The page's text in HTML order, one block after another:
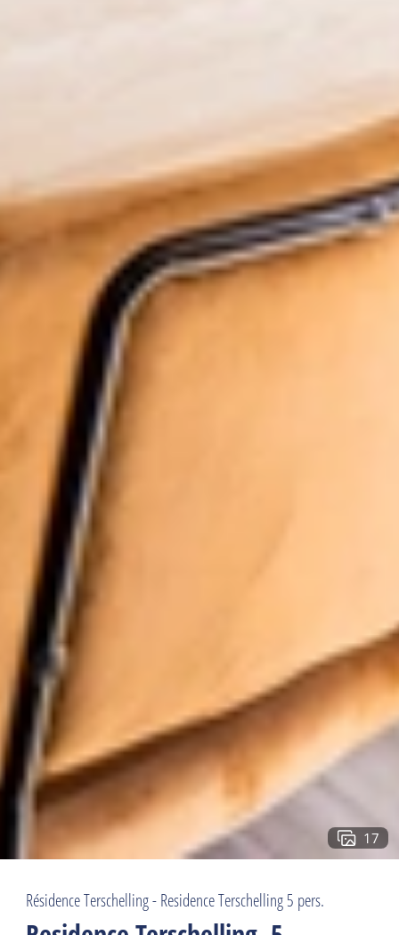
17
Résidence Terschelling - Residence Terschelling 5 pers.